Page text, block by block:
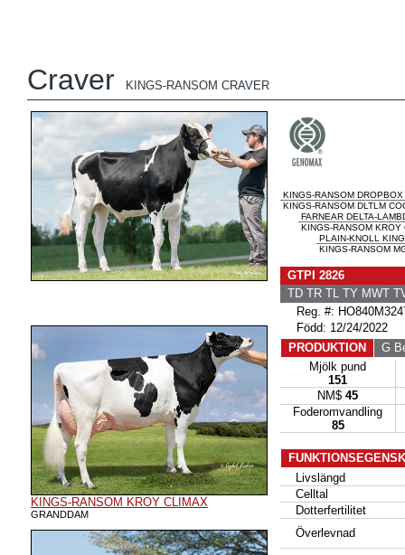
Craver KINGS-RANSOM CRAVER
KINGS-RANSOM KROY CLIMAX
GRANDDAM
KINGS-RANSOM DROPBOX
KINGS-RANSOM DLTLM
FARNEAR DELTA-
KINGS-RANSOM
PLAIN-KNOLL
KINGS-RANSOM
GTPI 2826
TD TR TL TY MWT
Reg. #:
Född: 12/24/2022
PRODUKTION
G
Mjölk pund
151
NM$ 45
Foderomvandling
85
Livslängd
Celltal
Dotterfertilitet
Överlevnad